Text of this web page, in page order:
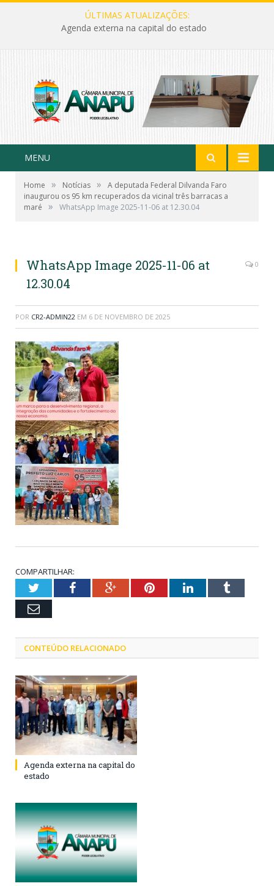
ÚLTIMAS ATUALIZAÇÕES:
Agenda externa na capital do estado
MENU
Home » Notícias »
A deputada Federal Dilvanda Faro
inaugurou os 95 km recuperados da vicinal três barracas a
maré
» WhatsApp Image 2025-11-06 at 12.30.04
WhatsApp Image 2025-11-06 at
12.30.04
0
POR CR2-ADMIN22 EM 6 DE NOVEMBRO DE 2025
COMPARTILHAR:
TwitterFacebookGoogle+PinterestLinkedInTumblr
Email
CONTEÚDO RELACIONADO
Agenda externa na capital do
estado